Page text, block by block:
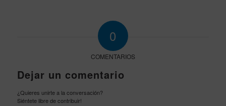
0
COMENTARIOS
Dejar un comentario
¿Quieres unirte a la conversación?
Siéntete libre de contribuir!